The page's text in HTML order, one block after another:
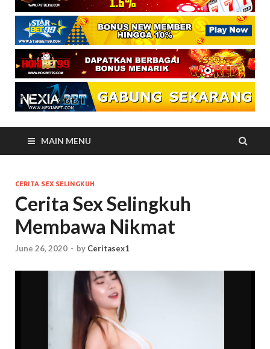
MAIN MENU
CERITA SEX SELINGKUH
Cerita Sex Selingkuh
Membawa Nikmat
June 26, 2020 - by Ceritasex1